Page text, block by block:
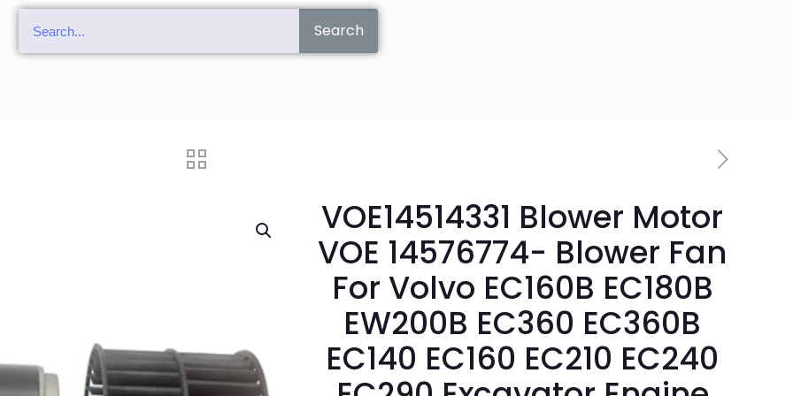
Search
VOE14514331 Blower Motor
VOE 14576774- Blower Fan
For Volvo EC160B EC180B
EW200B EC360 EC360B
EC140 EC160 EC210 EC240